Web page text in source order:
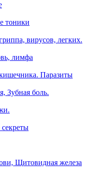
тоники
вирусов, легких.
лимфа
Паразиты
Зубная боль.
Щитовидная железа